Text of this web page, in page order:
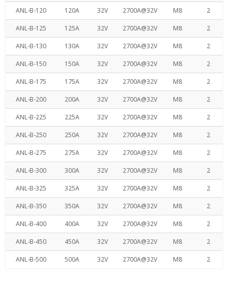
ANL-B-120 120A 32V 2700A@32V M8 2
ANL-B-125 125A 32V 2700A@32V M8 2
ANL-B-130 130A 32V 2700A@32V M8 2
ANL-B-150 150A 32V 2700A@32V M8 2
ANL-B-175 175A 32V 2700A@32V M8 2
ANL-B-200 200A 32V 2700A@32V M8 2
ANL-B-225 225A 32V 2700A@32V M8 2
ANL-B-250 250A 32V 2700A@32V M8 2
ANL-B-275 275A 32V 2700A@32V M8 2
ANL-B-300 300A 32V 2700A@32V M8 2
ANL-B-325 325A 32V 2700A@32V M8 2
ANL-B-350 350A 32V 2700A@32V M8 2
ANL-B-400 400A 32V 2700A@32V M8 2
ANL-B-450 450A 32V 2700A@32V M8 2
ANL-B-500 500A 32V 2700A@32V M8 2